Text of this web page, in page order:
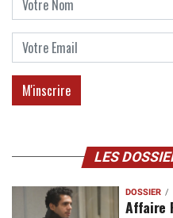
LES
DOSSIER
Affaire